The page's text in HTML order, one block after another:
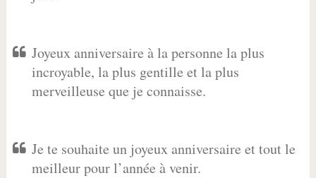
Joyeux anniversaire à la personne la plus
incroyable, la plus gentille et la plus
merveilleuse que je connaisse.
Je te souhaite un joyeux anniversaire et tout le
meilleur pour l’année à venir.